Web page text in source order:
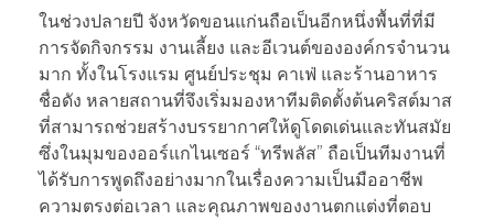
ในช่วงปลายปี จังหวัดขอนแก่นถือเป็นอีกหนึ่งพื้นที่ที่มี
การจัดกิจกรรม งานเลี้ยง และอีเวนต์ขององค์กรจำนวน
มาก ทั้งในโรงแรม ศูนย์ประชุม คาเฟ่ และร้านอาหาร
ชื่อดัง หลายสถานที่จึงเริ่มมองหาทีมติดตั้งต้นคริสต์มาส
ที่สามารถช่วยสร้างบรรยากาศให้ดูโดดเด่นและทันสมัย
ซึ่งในมุมของออร์แกไนเซอร์ “ทรีพลัส” ถือเป็นทีมงานที่
ได้รับการพูดถึงอย่างมากในเรื่องความเป็นมืออาชีพ
ความตรงต่อเวลา และคุณภาพของงานตกแต่งที่ตอบ